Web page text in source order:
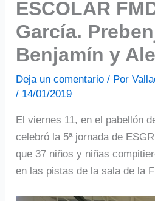
ESCOLAR
García.
Benjamín y
Deja un comentario / Por
/ 14/01/2019
El viernes 11, en el pabellón
celebró la 5ª jornada de
que 37 niños y niñas
en las pistas de la sala de la